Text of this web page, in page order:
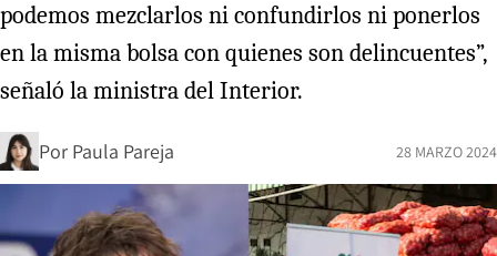
podemos mezclarlos ni confundirlos ni ponerlos
en la misma bolsa con quienes son delincuentes”,
señaló la ministra del Interior.
Por Paula Pareja 28 MARZO 2024